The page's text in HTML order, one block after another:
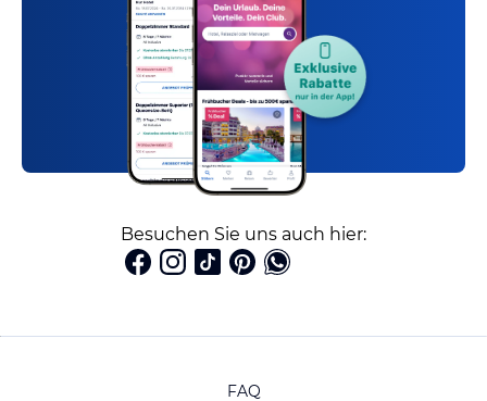
Besuchen Sie uns auch hier:
FAQ